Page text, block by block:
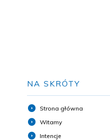
NA SKRÓTY
Strona główna
Witamy
Intencje